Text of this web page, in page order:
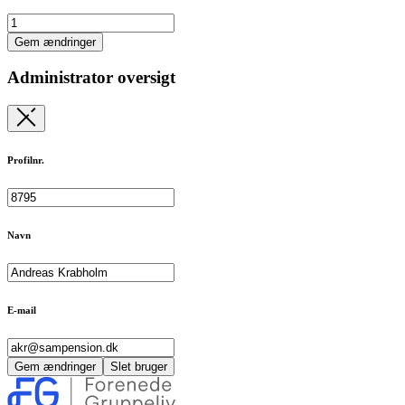
Gem ændringer
Administrator oversigt
Profilnr.
Navn
E-mail
Gem ændringer Slet bruger